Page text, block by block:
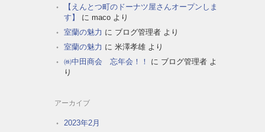
【えんとつ町のドーナツ屋さんオープンしま
す】
に maco より
室蘭の魅力 に ブログ管理者 より
室蘭の魅力 に 米澤孝雄 より
㈱中田商会 忘年会！！
に ブログ管理者 よ
り
アーカイブ
2023年2月